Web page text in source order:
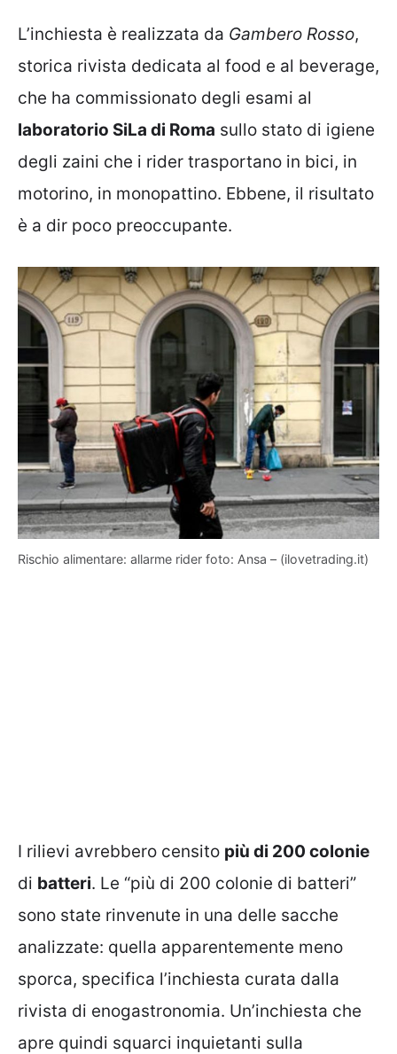
L’inchiesta è realizzata da Gambero Rosso,
storica rivista dedicata al food e al beverage,
che ha commissionato degli esami al
laboratorio SiLa di Roma sullo stato di igiene
degli zaini che i rider trasportano in bici, in
motorino, in monopattino. Ebbene, il risultato
è a dir poco preoccupante.
Rischio alimentare: allarme rider foto: Ansa – (ilovetrading.it)
I rilievi avrebbero censito più di 200 colonie
di batteri. Le “più di 200 colonie di batteri”
sono state rinvenute in una delle sacche
analizzate: quella apparentemente meno
sporca, specifica l’inchiesta curata dalla
rivista di enogastronomia. Un’inchiesta che
apre quindi squarci inquietanti sulla